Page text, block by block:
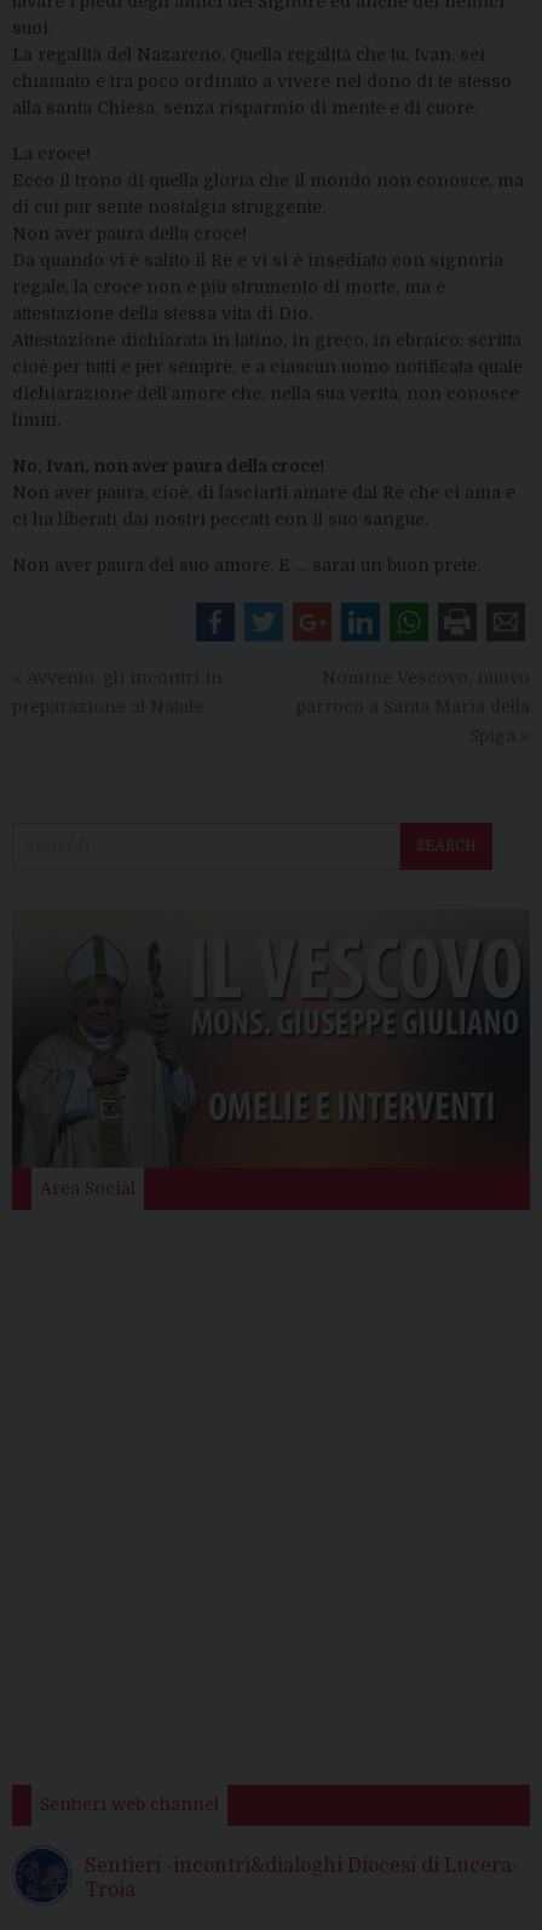
suoi.
La regalità del Nazareno. Quella regalità che tu, Ivan, sei
chiamato e tra poco ordinato a vivere nel dono di te stesso
alla santa Chiesa, senza risparmio di mente e di cuore.
La croce!
Ecco il trono di quella gloria che il mondo non conosce, ma
di cui pur sente nostalgia struggente.
Non aver paura della croce!
Da quando vi è salito il Re e vi si è insediato con signoria
regale, la croce non è più strumento di morte, ma è
attestazione della stessa vita di Dio.
Attestazione dichiarata in latino, in greco, in ebraico: scritta
cioè per tutti e per sempre, e a ciascun uomo notificata quale
dichiarazione dell’amore che, nella sua verità, non conosce
limiti.
No, Ivan, non aver paura della croce!
Non aver paura, cioè, di lasciarti amare dal Re che ci ama e
ci ha liberati dai nostri peccati con il suo sangue.
Non aver paura del suo amore. E … sarai un buon prete.
SEARCH
Area Social
Sentieri web channel
Sentieri -incontri&dialoghi Diocesi di Lucera-
Troia